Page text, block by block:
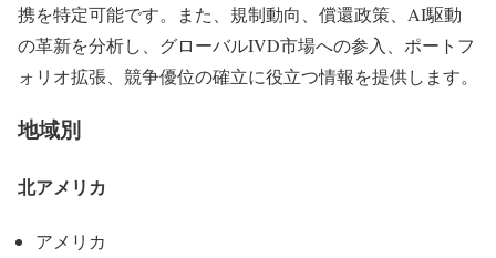
携を特定可能です。また、規制動向、償還政策、AI駆動
の革新を分析し、グローバルIVD市場への参入、ポートフ
ォリオ拡張、競争優位の確立に役立つ情報を提供します。
地域別
北アメリカ
アメリカ